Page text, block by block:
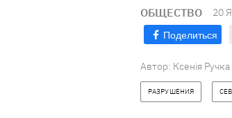
ОБЩЕСТВО 20
Поделиться
Автор: Ксенія Ручка
РАЗРУШЕНИЯ